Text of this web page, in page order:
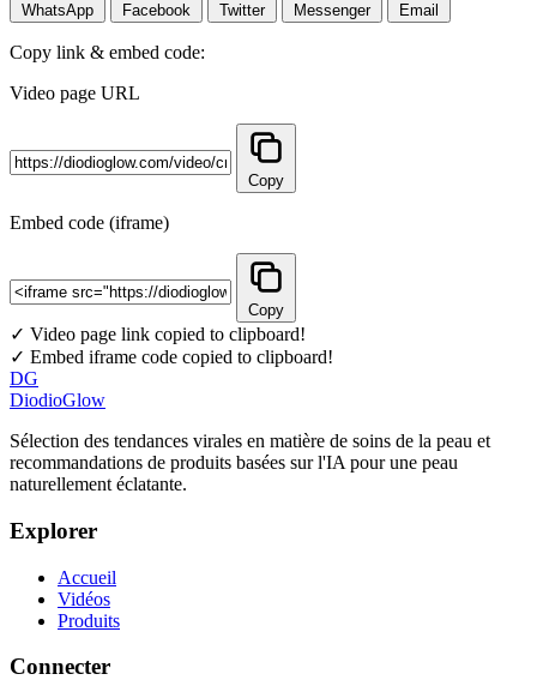
WhatsApp Facebook Twitter Messenger Email
Copy link & embed code:
Video page URL
Copy
Embed code (iframe)
Copy
✓ Video page link copied to clipboard!
✓ Embed iframe code copied to clipboard!
DG
DiodioGlow
Sélection des tendances virales en matière de soins de la peau et
recommandations de produits basées sur l'IA pour une peau
naturellement éclatante.
Explorer
Accueil
Vidéos
Produits
Connecter